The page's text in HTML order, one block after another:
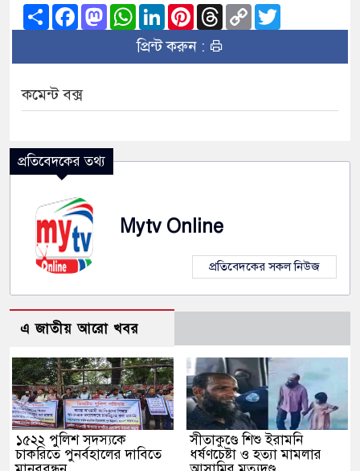
ShareFacebook
Mastodon
WhatsApp
LinkedInPinterest
Threads
Copy
Link
প্রিন্ট করুন :
কমেন্ট বক্স
প্রতিবেদকের তথ্য
Mytv Online
প্রতিবেদকের সকল নিউজ
এ জাতীয় আরো খবর
১৫২২ পুলিশ সদস্যকে
চাকরিতে পুনর্বহালের দাবিতে
সীতাকুণ্ডে শিশু ইরামনি
ধর্ষণচেষ্টা ও হত্যা মামলার